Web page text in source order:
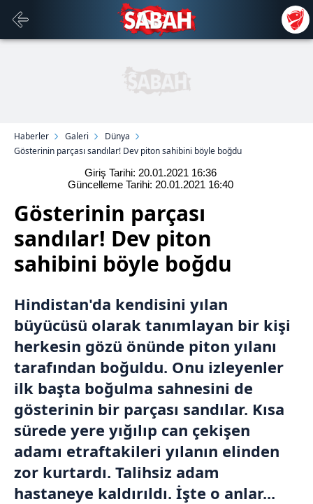
Haberler Galeri
Dünya
Gösterinin parçası sandılar! Dev piton sahibini böyle boğdu
Giriş Tarihi: 20.01.2021 16:36
Güncelleme Tarihi: 20.01.2021 16:40
Gösterinin parçası
sandılar! Dev piton
sahibini böyle boğdu
Hindistan'da kendisini yılan
büyücüsü olarak tanımlayan bir kişi
herkesin gözü önünde piton yılanı
tarafından boğuldu. Onu izleyenler
ilk başta boğulma sahnesini de
gösterinin bir parçası sandılar. Kısa
sürede yere yığılıp can çekişen
adamı etraftakileri yılanın elinden
zor kurtardı. Talihsiz adam
hastaneye kaldırıldı. İşte o anlar...